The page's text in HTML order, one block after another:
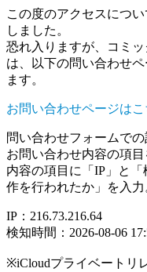
この度のアクセスにつ
しました。
恐れ入りますが、コミ
は、以下の問い合わせ
ます。
お問い合わせページは
問い合わせフォームで
お問い合わせ内容の項
内容の項目に「IP」と
作を行われたか」を入力
IP：216.73.216.64
検知時間：2026-08-06
※iCloudプライベートリ